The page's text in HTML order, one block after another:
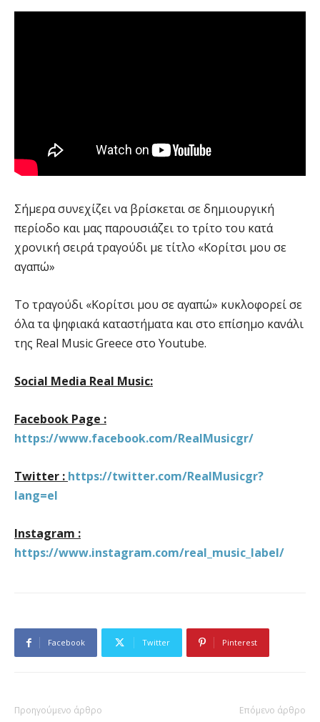
Σήμερα συνεχίζει να βρίσκεται σε δημιουργική
περίοδο και μας παρουσιάζει το τρίτο του κατά
χρονική σειρά τραγούδι με τίτλο «Κορίτσι μου σε
αγαπώ»
Το τραγούδι «Κορίτσι μου σε αγαπώ» κυκλοφορεί σε
όλα τα ψηφιακά καταστήματα και στο επίσημο κανάλι
της Real Music Greece στο Youtube.
Social Media Real Music:
Facebook Page :
https://www.facebook.com/RealMusicgr/
Twitter : https://twitter.com/RealMusicgr?
lang=el
Instagram :
https://www.instagram.com/real_music_label/
Facebook Twitter Pinterest
Προηγούμενο άρθρο Επόμενο άρθρο